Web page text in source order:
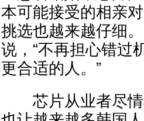
本可能接受的相亲
挑选也越来越仔细
说，“不再担心错过
更合适的人。”
芯片从业者尽情